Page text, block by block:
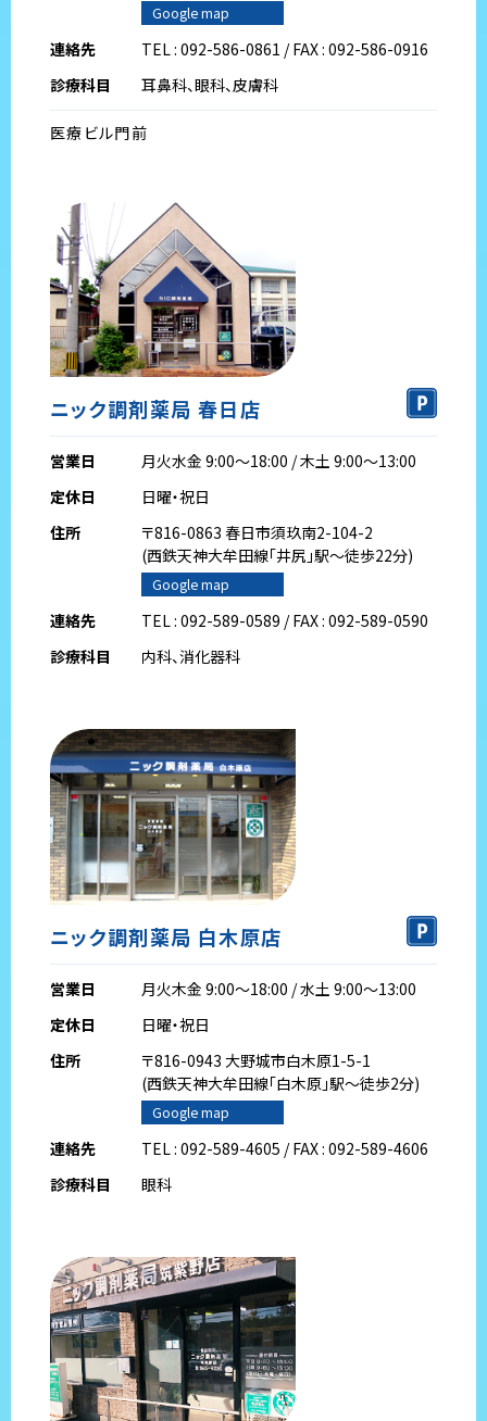
Google map
連絡先
TEL : 092-586-0861 / FAX : 092-586-0916
診療科目
耳鼻科、眼科、皮膚科
医療ビル門前
ニック調剤薬局 春日店
営業日
月火水金 9:00～18:00 / 木土 9:00～13:00
定休日
日曜・祝日
住所
〒816-0863 春日市須玖南2-104-2
(西鉄天神大牟田線｢井尻｣駅～徒歩22分)
Google map
連絡先
TEL : 092-589-0589 / FAX : 092-589-0590
診療科目
内科、消化器科
ニック調剤薬局 白木原店
営業日
月火木金 9:00～18:00 / 水土 9:00～13:00
定休日
日曜・祝日
住所
〒816-0943 大野城市白木原1-5-1
(西鉄天神大牟田線｢白木原｣駅～徒歩2分)
Google map
連絡先
TEL : 092-589-4605 / FAX : 092-589-4606
診療科目
眼科